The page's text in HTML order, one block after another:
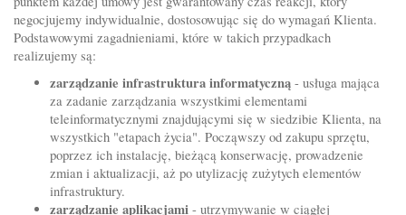
negocjujemy indywidualnie, dostosowując się do wymagań Klienta.
Podstawowymi zagadnieniami, które w takich przypadkach
realizujemy są:
zarządzanie infrastruktura informatyczną - usługa mająca
za zadanie zarządzania wszystkimi elementami
teleinformatycznymi znajdującymi się w siedzibie Klienta, na
wszystkich "etapach życia". Począwszy od zakupu sprzętu,
poprzez ich instalację, bieżącą konserwację, prowadzenie
zmian i aktualizacji, aż po utylizację zużytych elementów
infrastruktury.
zarządzanie aplikacjami - utrzymywanie w ciągłej